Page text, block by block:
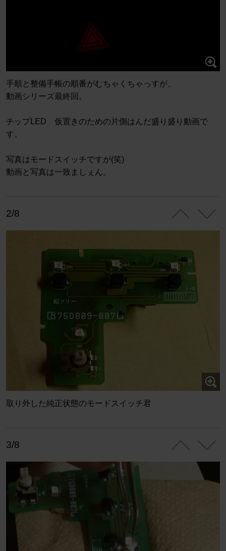
手順と整備手帳の順番がむちゃくちゃっすが、
動画シリーズ最終回。
チップLED 仮置きのための片側はんだ盛り盛り動画で
す。
写真はモードスイッチですが(笑)
動画と写真は一致ましぇん。
2/8
取り外した純正状態のモードスイッチ君
3/8